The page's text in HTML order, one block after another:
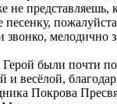
представляешь,
звонко,
были почти
весёлой,
Покрова